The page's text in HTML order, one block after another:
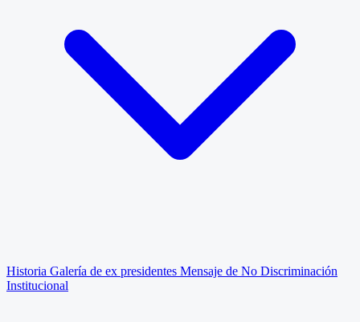
Historia Galería de ex presidentes Mensaje de No Discriminación
Institucional